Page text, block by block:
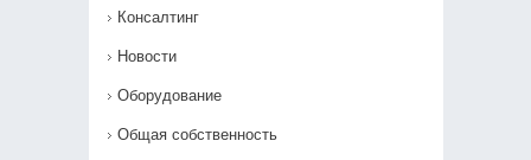
Консалтинг
Новости
Оборудование
Общая собственность